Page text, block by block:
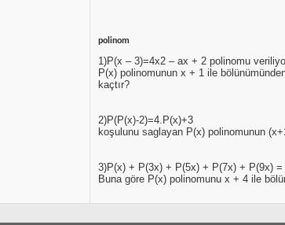
polinom
1)P(x – 3)=4x2 – ax + 2 polinomu
P(x) polinomunun x + 1 ile
kaçtır?
2)P(P(x)-2)=4.P(x)+3
koşulunu saglayan P(x) polinomunun
3)P(x) + P(3x) + P(5x) + P(7x) + P(9x)
Buna göre P(x) polinomunu x + 4 ile